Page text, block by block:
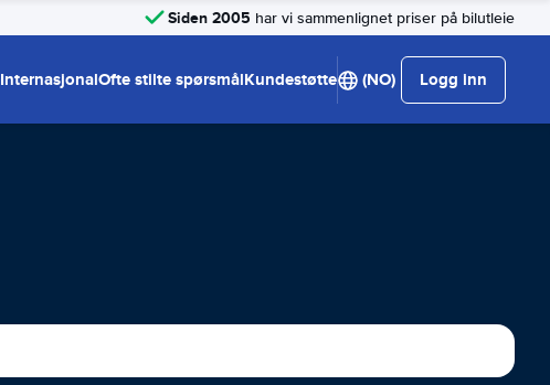
Siden 2005 har vi sammenlignet priser på bilutleie
InternasjonalOfte stilte spørsmålKundestøtte (NO) Logg inn